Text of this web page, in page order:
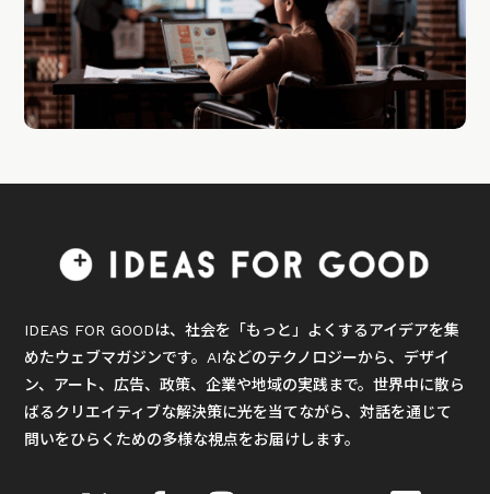
IDEAS FOR GOODは、社会を「もっと」よくするアイデアを集
めたウェブマガジンです。AIなどのテクノロジーから、デザイ
ン、アート、広告、政策、企業や地域の実践まで。世界中に散ら
ばるクリエイティブな解決策に光を当てながら、対話を通じて
問いをひらくための多様な視点をお届けします。